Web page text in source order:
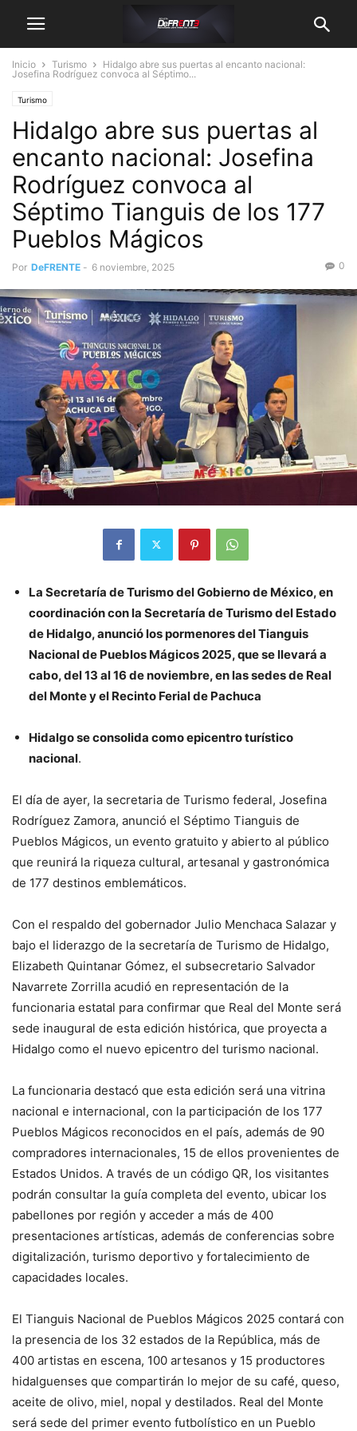
Inicio Turismo
Hidalgo abre sus puertas al encanto nacional:
Josefina Rodríguez convoca al Séptimo...
Turismo
Hidalgo abre sus puertas al
encanto nacional: Josefina
Rodríguez convoca al
Séptimo Tianguis de los 177
Pueblos Mágicos
Por DeFRENTE - 6 noviembre, 2025 0
La Secretaría de Turismo del Gobierno de México, en
coordinación con la Secretaría de Turismo del Estado
de Hidalgo, anunció los pormenores del Tianguis
Nacional de Pueblos Mágicos 2025, que se llevará a
cabo, del 13 al 16 de noviembre, en las sedes de Real
del Monte y el Recinto Ferial de Pachuca
Hidalgo se consolida como epicentro turístico
nacional.
El día de ayer, la secretaria de Turismo federal, Josefina
Rodríguez Zamora, anunció el Séptimo Tianguis de
Pueblos Mágicos, un evento gratuito y abierto al público
que reunirá la riqueza cultural, artesanal y gastronómica
de 177 destinos emblemáticos.
Con el respaldo del gobernador Julio Menchaca Salazar y
bajo el liderazgo de la secretaría de Turismo de Hidalgo,
Elizabeth Quintanar Gómez, el subsecretario Salvador
Navarrete Zorrilla acudió en representación de la
funcionaria estatal para confirmar que Real del Monte será
sede inaugural de esta edición histórica, que proyecta a
Hidalgo como el nuevo epicentro del turismo nacional.
La funcionaria destacó que esta edición será una vitrina
nacional e internacional, con la participación de los 177
Pueblos Mágicos reconocidos en el país, además de 90
compradores internacionales, 15 de ellos provenientes de
Estados Unidos. A través de un código QR, los visitantes
podrán consultar la guía completa del evento, ubicar los
pabellones por región y acceder a más de 400
presentaciones artísticas, además de conferencias sobre
digitalización, turismo deportivo y fortalecimiento de
capacidades locales.
El Tianguis Nacional de Pueblos Mágicos 2025 contará con
la presencia de los 32 estados de la República, más de
400 artistas en escena, 100 artesanos y 15 productores
hidalguenses que compartirán lo mejor de su café, queso,
aceite de olivo, miel, nopal y destilados. Real del Monte
será sede del primer evento futbolístico en un Pueblo